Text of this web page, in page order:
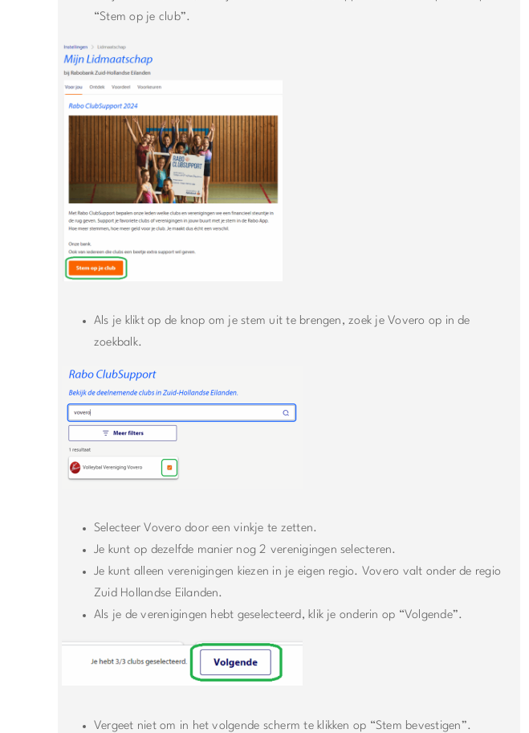
“Stem op je club”.
Als je klikt op de knop om je stem uit te brengen, zoek je Vovero op in de
zoekbalk.
Selecteer Vovero door een vinkje te zetten.
Je kunt op dezelfde manier nog 2 verenigingen selecteren.
Je kunt alleen verenigingen kiezen in je eigen regio. Vovero valt onder de regio
Zuid Hollandse Eilanden.
Als je de verenigingen hebt geselecteerd, klik je onderin op “Volgende”.
Vergeet niet om in het volgende scherm te klikken op “Stem bevestigen”.